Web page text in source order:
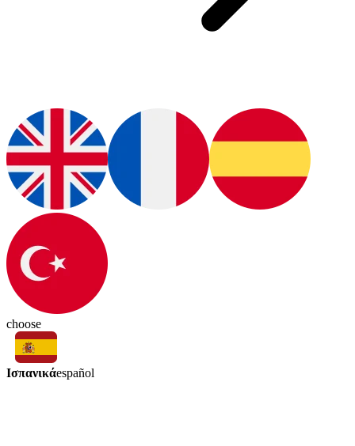
choose
Ισπανικάespañol